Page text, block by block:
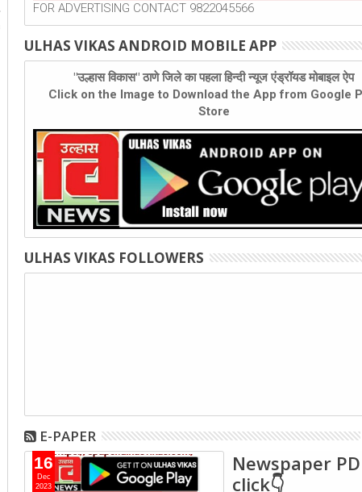
FOR ADVERTISING CONTACT 9822045566
ULHAS VIKAS ANDROID MOBILE APP
"उल्हास विकास" ठाणे जिले का पहला हिन्दी न्यूज एंड्रॉयड मोबाइल ऐप
Click on the Image to Download the App from Google
Store
ULHAS VIKAS FOLLOWERS
E-PAPER
16
Dec
2023
Newspaper
click👇